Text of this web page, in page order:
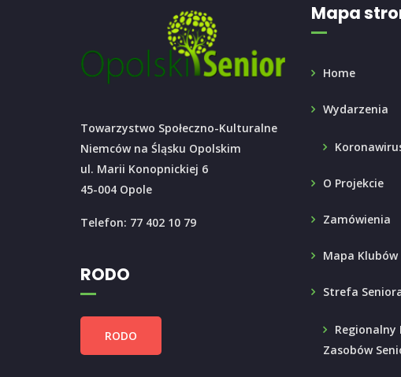
Towarzystwo Społeczno-Kulturalne
Niemców na Śląsku Opolskim
ul. Marii Konopnickiej 6
45-004 Opole
Telefon: 77 402 10 79
RODO
RODO
Mapa
Home
Wydarzenia
O Projekcie
Zamówienia
Mapa Klubów
Strefa
Regionalny
Zasobów